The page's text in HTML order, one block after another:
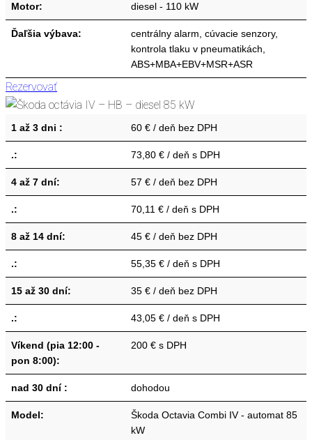
Motor: diesel - 110 kW
Ďaľšia výbava:
centrálny alarm, cúvacie senzory,
kontrola tlaku v pneumatikách,
ABS+MBA+EBV+MSR+ASR
Rezervovať
1 až 3 dni : 60 € / deň bez DPH
.: 73,80 € / deň s DPH
4 až 7 dní: 57 € / deň bez DPH
.: 70,11 € / deň s DPH
8 až 14 dní: 45 € / deň bez DPH
.: 55,35 € / deň s DPH
15 až 30 dní: 35 € / deň bez DPH
.: 43,05 € / deň s DPH
Víkend (pia 12:00 -
pon 8:00):
200 € s DPH
nad 30 dní : dohodou
Model:
Škoda Octavia Combi IV - automat 85
kW